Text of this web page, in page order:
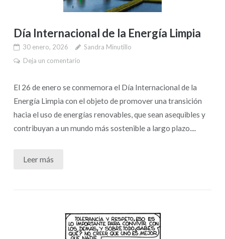
Día Internacional de la Energía Limpia
30 enero, 2026
Sandra Minutillo
Deja un comentario
El 26 de enero se conmemora el Día Internacional de la
Energía Limpia con el objeto de promover una transición
hacia el uso de energías renovables, que sean asequibles y
contribuyan a un mundo más sostenible a largo plazo....
Leer más